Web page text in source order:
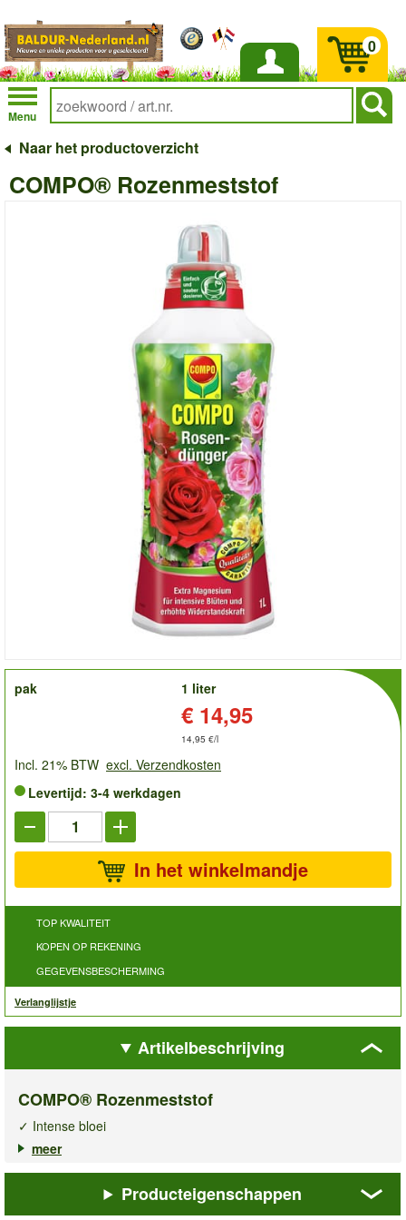
Inloggen
Menu
0
Naar het productoverzicht
COMPO® Rozenmeststof
order
pak
1 liter
€ 14,95
14,95 €/l
Incl. 21% BTW excl. Verzendkosten
Levertijd: 3-4 werkdagen
In het winkelmandje
TOP KWALITEIT
KOPEN OP REKENING
GEGEVENSBESCHERMING
Verlanglijstje
Artikelbeschrijving
COMPO® Rozenmeststof
✓ Intense bloei
✓ Verhoogde weerstand
COMPO® rozenmeststofis een minerale vloeibare
meststof, speciaal ontwikkeld voor alle rozen in huis, in potten
meer
Producteigenschappen